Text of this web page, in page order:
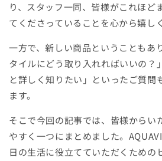
り、スタッフ一同、皆様がこれほど
てくださっていることを心から嬉し
一方で、新しい商品ということもあ
タイルにどう取り入れればいいの？
と詳しく知りたい」といったご質問
ます。
そこで今回の記事では、皆様からい
やすく一つにまとめました。
日の生活に役立てていただくための